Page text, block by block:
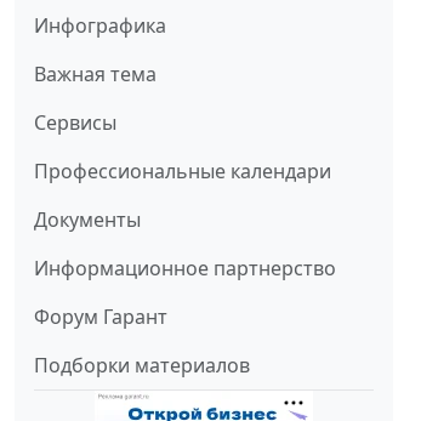
Инфографика
Важная тема
Сервисы
Профессиональные календари
Документы
Информационное партнерство
Форум Гарант
Подборки материалов